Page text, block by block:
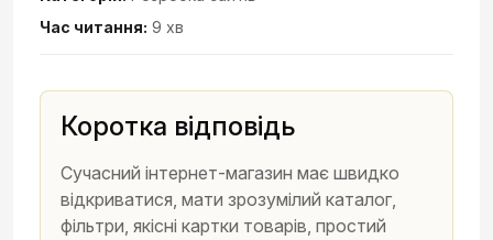
Час читання: 9 хв
Коротка відповідь
Сучасний інтернет-магазин має швидко
відкриватися, мати зрозумілий каталог,
фільтри, якісні картки товарів, простий